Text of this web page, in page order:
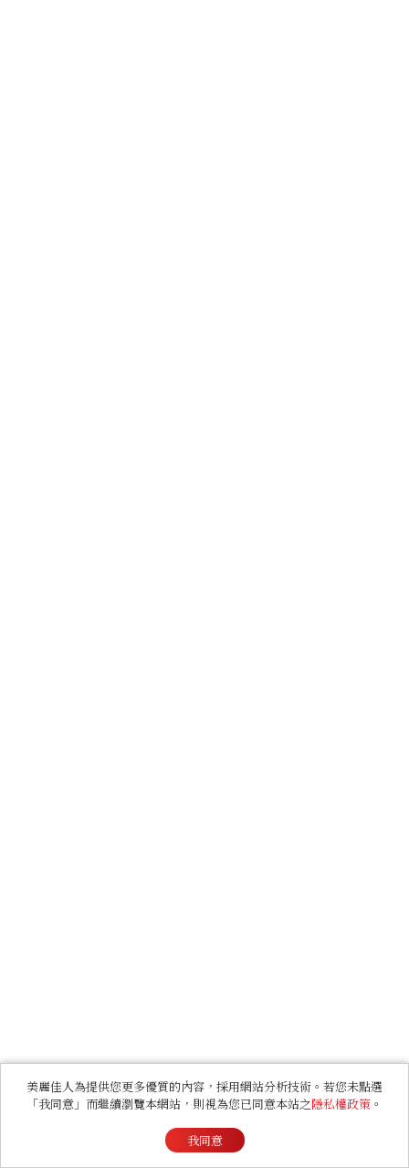
美麗佳人為提供您更多優質的內容，採用網站分析技術。若您未點選
「我同意」而繼續瀏覽本網站，則視為您已同意本站之隱私權政策 。
我同意